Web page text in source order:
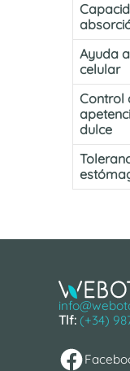
Ayuda
celular
Control
dulce
Tlf: (+34)